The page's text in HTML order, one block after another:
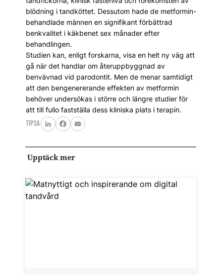
blödning i tandköttet. Dessutom hade de metformin-
behandlade männen en signifikant förbättrad
benkvalitet i käkbenet sex månader efter
behandlingen.
Studien kan, enligt forskarna, visa en helt ny väg att
gå när det handlar om återuppbyggnad av
benvävnad vid parodontit. Men de menar samtidigt
att den bengenererande effekten av metformin
behöver undersökas i större och längre studier för
att till fullo fastställa dess kliniska plats i terapin.
TIPSA
LinkedInFacebook
Email
Upptäck mer